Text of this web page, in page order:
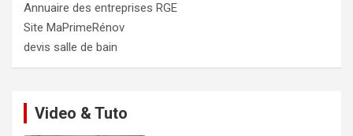
Annuaire des entreprises RGE
Site MaPrimeRénov
devis salle de bain
Video & Tuto